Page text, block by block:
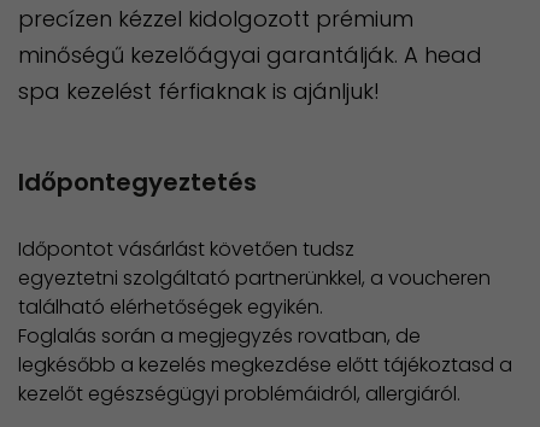
precízen kézzel kidolgozott prémium
minőségű kezelőágyai garantálják. A head
spa kezelést férfiaknak is ajánljuk!
Időpontegyeztetés
Időpontot vásárlást követően tudsz
egyeztetni szolgáltató partnerünkkel, a voucheren
található elérhetőségek egyikén.
Foglalás során a megjegyzés rovatban, de
legkésőbb a kezelés megkezdése előtt tájékoztasd a
kezelőt egészségügyi problémáidról, allergiáról.